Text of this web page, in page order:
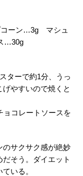
ーン…3g マシュ
…30g
ターで約1分、うっ
やすいので焼くと
ョコレートソースを
のサクサク感が絶妙
そう。ダイエット
いる。